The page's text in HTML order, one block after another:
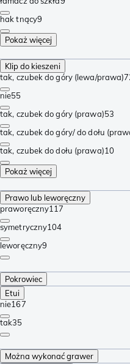
hak tnący9
Pokaż więcej
Klip do kieszeni
tak, czubek do góry (lewa/prawa)
nie55
tak, czubek do góry (prawa)53
tak, czubek do góry/ do dołu
tak, czubek do dołu (prawa)10
Pokaż więcej
Prawo lub leworęczny
praworęczny117
symetryczny104
leworęczny9
Pokrowiec
Etui
nie167
tak35
Można wykonać grawer